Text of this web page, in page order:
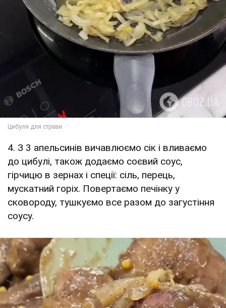
4. З 3 апельсинів вичавлюємо сік і вливаємо
до цибулі, також додаємо соєвий соус,
гірчицю в зернах і спеції: сіль, перець,
мускатний горіх. Повертаємо печінку у
сковороду, тушкуємо все разом до загустіння
соусу.